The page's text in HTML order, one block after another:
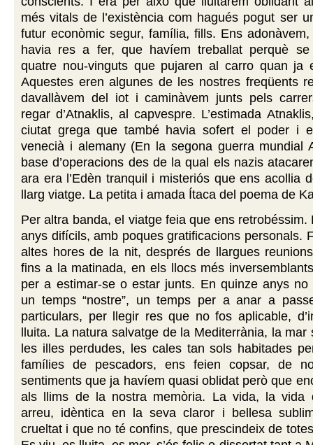
més vitals de l’existència com hagués pogut ser
futur econòmic segur, família, fills. Ens
havia res a fer, que havíem treballat perquè se
quatre nou-vinguts que pujaren al carro quan ja
Aquestes eren algunes de les nostres freqüents
davallàvem del iot i caminàvem junts pels
regar d’Atnaklis, al capvespre. L’estimada
ciutat grega que també havia sofert el poder i
venecià i alemany (En la segona guerra mundial
base d’operacions des de la qual els nazis
ara era l’Edèn tranquil i misteriós que ens acollia
llarg viatge. La petita i amada Ítaca del poema de
Per altra banda, el viatge feia que ens retrobéssim.
anys difícils, amb poques gratificacions personals.
altes hores de la nit, després de llargues
fins a la matinada, en els llocs més
per a estimar-se o estar junts. En quinze anys no
un temps “nostre”, un temps per a anar a
particulars, per llegir res que no fos aplicable,
lluita. La natura salvatge de la Mediterrània, la mar
les illes perdudes, les cales tan sols habitades
famílies de pescadors, ens feien copsar, de
sentiments que ja havíem quasi oblidat però que
als llims de la nostra memòria. La vida, la vida
arreu, idèntica en la seva claror i bellesa
crueltat i que no té confins, que prescindeix de